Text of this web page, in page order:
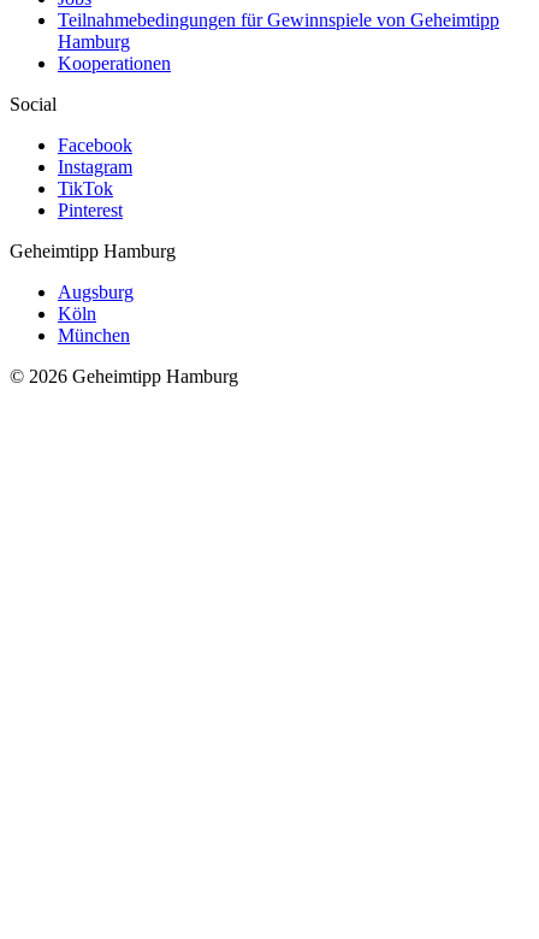
Teilnahmebedingungen für Gewinnspiele von Geheimtipp
Hamburg
Kooperationen
Social
Facebook
Instagram
TikTok
Pinterest
Geheimtipp Hamburg
Augsburg
Köln
München
© 2026 Geheimtipp Hamburg